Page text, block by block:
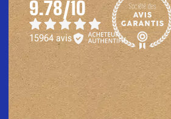
9.78/10
15964 avis